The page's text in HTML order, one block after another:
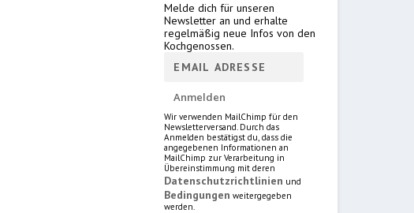
Melde dich für unseren
Newsletter an und erhalte
regelmäßig neue Infos von den
Kochgenossen.
Wir verwenden MailChimp für den
Newsletterversand. Durch das
Anmelden bestätigst du, dass die
angegebenen Informationen an
MailChimp zur Verarbeitung in
Übereinstimmung mit deren
Datenschutzrichtlinien und
Bedingungen weitergegeben
werden.